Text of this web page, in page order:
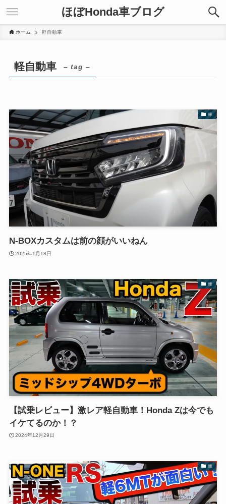
ほぼHonda車ブログ
ホーム 軽自動車
軽自動車 – tag –
車
N-BOXカスタムは前の顔がいいねん
2025年1月18日
車
【試乗レビュー】激レア軽自動車！Honda Zは今でも
イケてるのか！？
2024年12月29日
車